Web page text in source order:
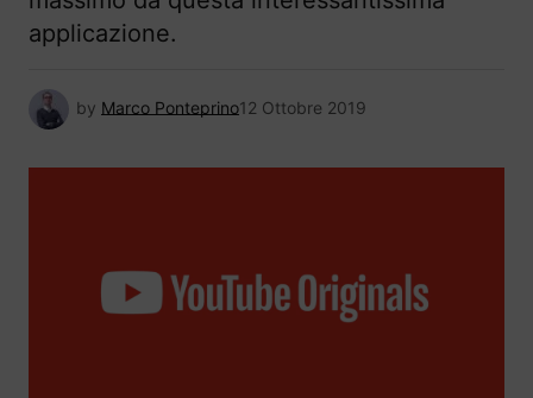
applicazione.
by Marco Ponteprino12 Ottobre 2019